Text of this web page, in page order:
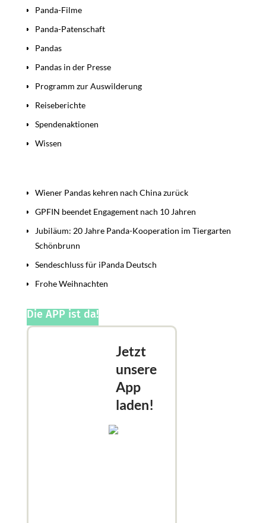
Panda-Filme
Panda-Patenschaft
Pandas
Pandas in der Presse
Programm zur Auswilderung
Reiseberichte
Spendenaktionen
Wissen
Wiener Pandas kehren nach China zurück
GPFIN beendet Engagement nach 10 Jahren
Jubiläum: 20 Jahre Panda-Kooperation im Tiergarten
Schönbrunn
Sendeschluss für iPanda Deutsch
Frohe Weihnachten
Die APP ist da!
Jetzt
unsere
App
laden!